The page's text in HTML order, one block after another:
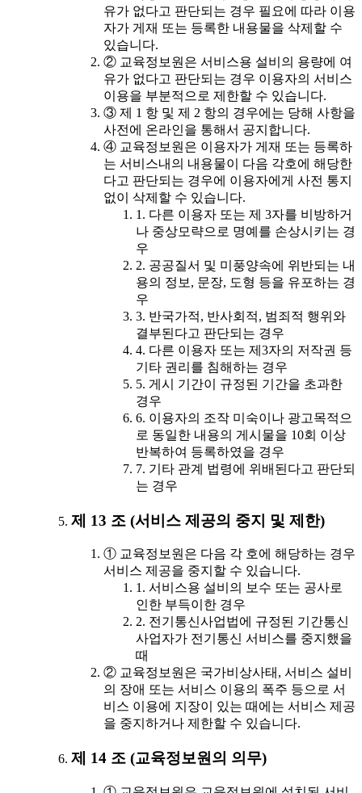
유가 없다고 판단되는 경우 필요에 따라 이용
자가 게재 또는 등록한 내용물을 삭제할 수
있습니다.
② 교육정보원은 서비스용 설비의 용량에 여
유가 없다고 판단되는 경우 이용자의 서비스
이용을 부분적으로 제한할 수 있습니다.
③ 제 1 항 및 제 2 항의 경우에는 당해 사항을
사전에 온라인을 통해서 공지합니다.
④ 교육정보원은 이용자가 게재 또는 등록하
는 서비스내의 내용물이 다음 각호에 해당한
다고 판단되는 경우에 이용자에게 사전 통지
없이 삭제할 수 있습니다.
1. 다른 이용자 또는 제 3자를 비방하거
나 중상모략으로 명예를 손상시키는 경
우
2. 공공질서 및 미풍양속에 위반되는 내
용의 정보, 문장, 도형 등을 유포하는 경
우
3. 반국가적, 반사회적, 범죄적 행위와
결부된다고 판단되는 경우
4. 다른 이용자 또는 제3자의 저작권 등
기타 권리를 침해하는 경우
5. 게시 기간이 규정된 기간을 초과한
경우
6. 이용자의 조작 미숙이나 광고목적으
로 동일한 내용의 게시물을 10회 이상
반복하여 등록하였을 경우
7. 기타 관계 법령에 위배된다고 판단되
는 경우
제 13 조 (서비스 제공의 중지 및 제한)
① 교육정보원은 다음 각 호에 해당하는 경우
서비스 제공을 중지할 수 있습니다.
1. 서비스용 설비의 보수 또는 공사로
인한 부득이한 경우
2. 전기통신사업법에 규정된 기간통신
사업자가 전기통신 서비스를 중지했을
때
② 교육정보원은 국가비상사태, 서비스 설비
의 장애 또는 서비스 이용의 폭주 등으로 서
비스 이용에 지장이 있는 때에는 서비스 제공
을 중지하거나 제한할 수 있습니다.
제 14 조 (교육정보원의 의무)